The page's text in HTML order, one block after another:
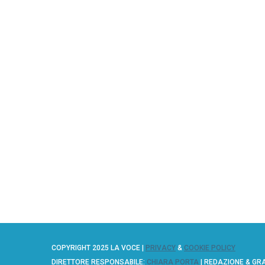
COPYRIGHT 2025 LA VOCE | PRIVACY & COOKIE POLICY
DIRETTORE RESPONSABILE: CHIARA PORTA | REDAZIONE &